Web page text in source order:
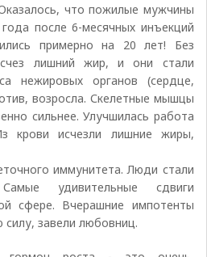
что пожилые мужчины
после 6-месячных инъекций
примерно на 20 лет! Без
лишний жир, и они стали
нежировых органов (сердце,
возросла. Скелетные мышцы
сильнее. Улучшилась работа
крови исчезли лишние жиры,
иммунитета. Люди стали
удивительные сдвиги
сфере. Вчерашние импотенты
завели любовниц.